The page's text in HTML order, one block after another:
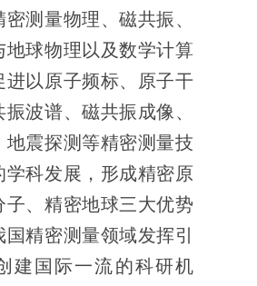
测量物理、磁共振、
地球物理以及数学计算
进以原子频标、原子干
波谱、磁共振成像、
地震探测等精密测量技
学科发展，形成精密原
子、精密地球三大优势
国精密测量领域发挥引
建国际一流的科研机